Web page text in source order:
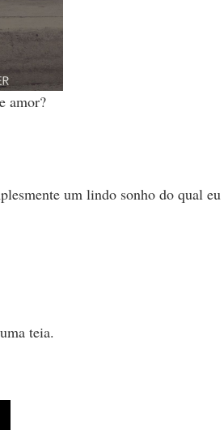
amor?
um lindo sonho do qual eu
teia.